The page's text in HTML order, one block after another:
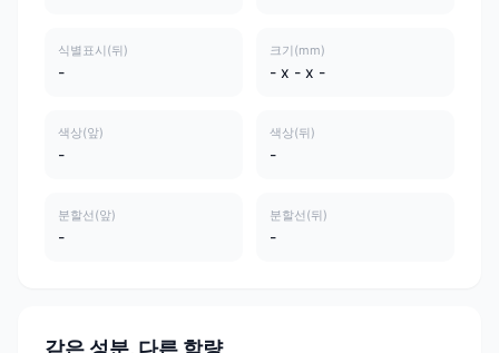
식별표시(뒤)
-
크기(mm)
- x - x -
색상(앞)
-
색상(뒤)
-
분할선(앞)
-
분할선(뒤)
-
같은 성분, 다른 함량